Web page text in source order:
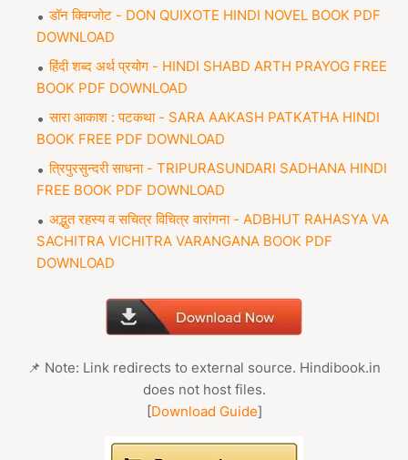
डॉन क्विग्जोट - DON QUIXOTE HINDI NOVEL BOOK PDF
DOWNLOAD
हिंदी शब्द अर्थ प्रयोग - HINDI SHABD ARTH PRAYOG FREE
BOOK PDF DOWNLOAD
सारा आकाश : पटकथा - SARA AAKASH PATKATHA HINDI
BOOK FREE PDF DOWNLOAD
त्रिपुरसुन्दरी साधना - TRIPURASUNDARI SADHANA HINDI
FREE BOOK PDF DOWNLOAD
अद्भुत रहस्य व सचित्र विचित्र वारांगना - ADBHUT RAHASYA VA
SACHITRA VICHITRA VARANGANA BOOK PDF
DOWNLOAD
📌 Note: Link redirects to external source. Hindibook.in
does not host files.
[Download Guide]